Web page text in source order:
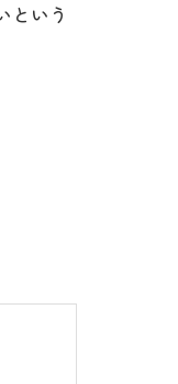
という